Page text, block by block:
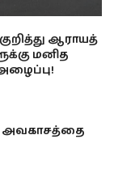
ஆராயத்
மனித
அவகாசத்தை